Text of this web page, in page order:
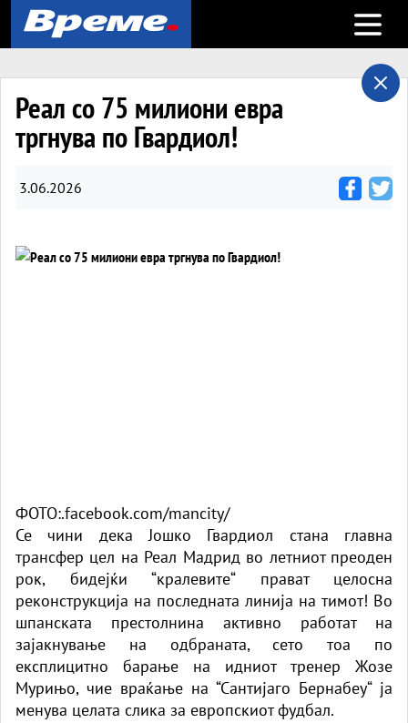
Open
Реал со 75 милиони евра
тргнува по Гвардиол!
3.06.2026
ФОТО:.facebook.com/mancity/
Се чини дека Јошко Гвардиол стана главна
трансфер цел на Реал Мадрид во летниот преоден
рок, бидејќи “кралевите“ прават целосна
реконструкција на последната линија на тимот! Во
шпанската престолнина активно работат на
зајакнување на одбраната, сето тоа по
експлицитно барање на идниот тренер Жозе
Мурињо, чие враќање на “Сантијаго Бернабеу“ ја
менува целата слика за европскиот фудбал.